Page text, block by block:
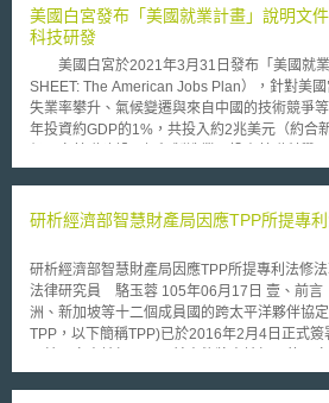
（情報信託機能の認定に係る指針ver2.0）。 第二版指引更新重點包括
︰（1）修正資料銀行定義︰第一版指引僅強調
細說明資料種類和蒐集方法；（3）修正資料信
業者共同經營資料銀行，隱私保護對策以及確
之自主控制等規定；（4）新增資料信託功能
與限制行為能力人締結契約之程序，以及向第
提供建議。
美國白宮發布「美國就業計畫」說明文
科技研發
美國白宮於2021年3月31日發布「美國就業
SHEET: The American Jobs Plan），針對美
失業率攀升、氣候變遷與來自中國的技術競爭
年投資約GDP的1%，共投入約2兆美元（約合
轉型、幼兒教育及長照醫療等項目上。 本說
民仍無法享有高速網路與價格可負擔的房屋，
科技研發的投資，以重建美國的國家競爭力
針對投資基礎建設部分，包含交通基礎建設如
港口、機場及運輸系統，並改善飲水、電力與
擔、可靠的高速寬頻服務；除了提高基礎建設
研析經濟部智慧財產局因應TPP所提專
研析經濟部智慧財產局因應TPP所提專利法修法草案 資策會科技法
法律研究員 駱玉蓉 105年06月17日 壹、前言 包含美國、日本、澳
洲、新加坡等十二個成員國的跨太平洋夥伴協
TPP，以下簡稱TPP)已於2016年2月4日正式簽
印尼。 因應我國推動加入TPP，現行的專利法(以下簡稱本法) 、商標法